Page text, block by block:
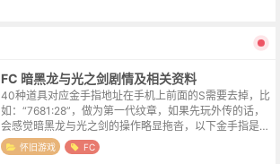
FC 暗黑龙与光之剑剧情及相关资料
40种道具对应金手指地址在手机上前面的S需要去掉，比
如：“7681:28”，做为第一代纹章，如果先玩外传的话，
会感觉暗黑龙与光之剑的操作略显拖沓，以下金手指是修
改寄存处的道具，但寄存点一般是在特性的几张地图上
（帐篷图标），取道具需要指...
怀旧游戏 FC